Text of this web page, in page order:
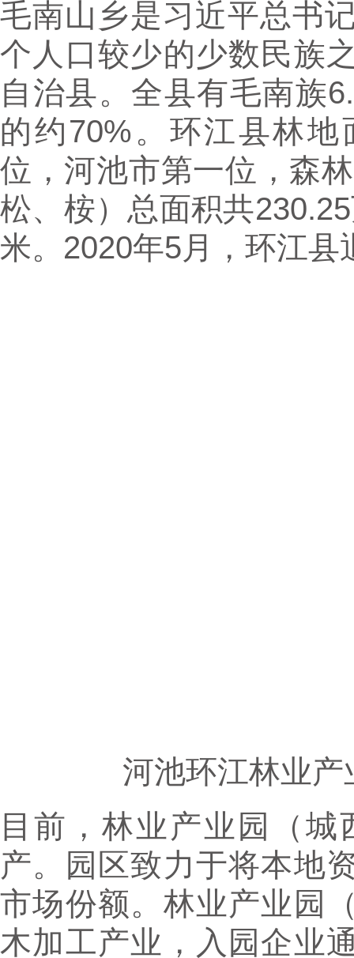
毛南山乡是习近平总书
个人口较少的少数民族
自治县。全县有毛南族
的约70%。环江县林
位，河池市第一位，森
松、桉）总面积共
米。2020年5月，环江县
河池环江林业
目前，林业产业园（
产。园区致力于将本地
市场份额。林业产业园
木加工产业，入园企业